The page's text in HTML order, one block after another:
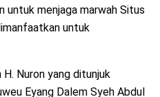
untuk menjaga marwah Situs
untuk
Nuron yang ditunjuk
Eyang Dalem Syeh Abdul